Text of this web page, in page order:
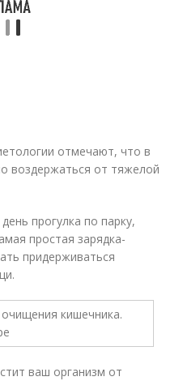
отмечают, что в
воздержаться от тяжелой
прогулка по парку,
простая зарядка-
придерживаться
ваш организм от